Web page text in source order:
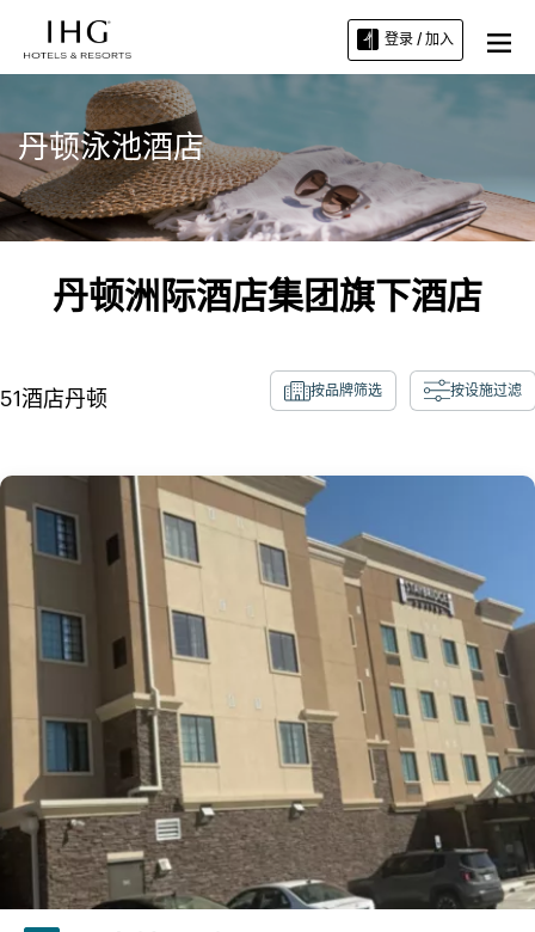
登录 / 加入
丹顿泳池酒店
丹顿洲际酒店集团旗下酒店
51酒店丹顿 按品牌筛选 按设施过滤